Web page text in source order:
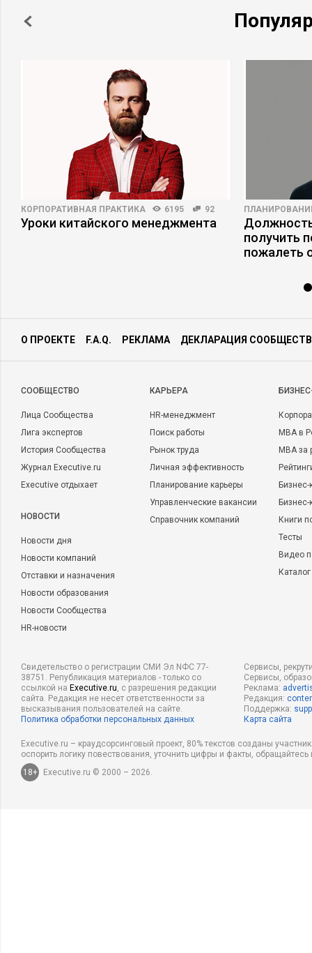
КОРПОРАТИВНАЯ ПРАКТИКА 6195 92
Уроки китайского менеджмента
получить
пожалеть
О ПРОЕКТЕ F.A.Q. РЕКЛАМА ДЕКЛАРАЦИЯ
CООБЩЕСТВО
Лица Сообщества
Лига экспертов
История Сообщества
Журнал Executive.ru
Executive отдыхает
НОВОСТИ
Новости дня
Новости компаний
Отставки и назначения
Новости образования
Новости Сообщества
HR-новости
КАРЬЕРА
HR-менеджмент
Поиск работы
Рынок труда
Личная эффективность
Планирование карьеры
Управленческие вакансии
Справочник компаний
MBA в
MBA
Бизнес-
Книги
Тесты
Видео
Свидетельство о регистрации СМИ Эл NФС 77-
38751. Републикация материалов - только со
ссылкой на Executive.ru, с разрешения редакции
сайта. Редакция не несет ответственности за
высказывания пользователей на сайте.
Политика обработки персональных данных
Сервисы,
Сервисы,
Реклама:
Редакция:
Поддержка:
Карта сайта
Executive.ru – краудсорсинговый проект, 80% текстов созданы
оспорить логику повествования, уточнить цифры и факты,
18+
Executive.ru © 2000 – 2026.